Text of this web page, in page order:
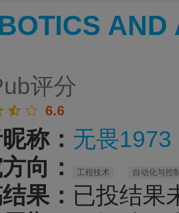
AND
评分
6.6
称： 无畏1973
向：
工程技术 自动化与控
果： 已投结果